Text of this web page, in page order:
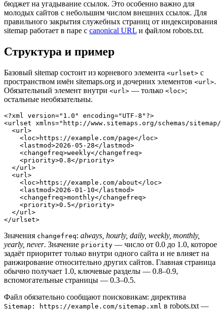
бюджет на угадывание ссылок. Это особенно важно для
молодых сайтов с небольшим числом внешних ссылок. Для
правильного закрытия служебных страниц от индексирования
sitemap работает в паре с canonical URL и файлом robots.txt.
Структура и пример
Базовый sitemap состоит из корневого элемента <urlset> с
пространством имён sitemaps.org и дочерних элементов <url>.
Обязательный элемент внутри <url> — только <loc>;
остальные необязательны.
<?xml version="1.0" encoding="UTF-8"?>
<urlset xmlns="http://www.sitemaps.org/schemas/
  <url>
    <loc>https://example.com/page</loc>
    <lastmod>2026-05-28</lastmod>
    <changefreq>weekly</changefreq>
    <priority>0.8</priority>
  </url>
  <url>
    <loc>https://example.com/about</loc>
    <lastmod>2026-01-10</lastmod>
    <changefreq>monthly</changefreq>
    <priority>0.5</priority>
  </url>
</urlset>
Значения changefreq: always, hourly, daily, weekly, monthly,
yearly, never. Значение priority — число от 0.0 до 1.0, которое
задаёт приоритет только внутри одного сайта и не влияет на
ранжирование относительно других сайтов. Главная страница
обычно получает 1.0, ключевые разделы — 0.8–0.9,
вспомогательные страницы — 0.3–0.5.
Файл обязательно сообщают поисковикам: директива
Sitemap: https://example.com/sitemap.xml в robots.txt —